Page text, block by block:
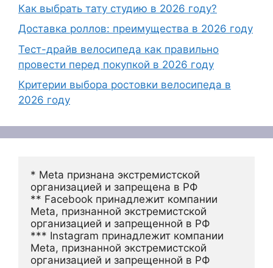
Как выбрать тату студию в 2026 году?
Доставка роллов: преимущества в 2026 году
Тест-драйв велосипеда как правильно
провести перед покупкой в 2026 году
Критерии выбора ростовки велосипеда в
2026 году
* Meta признана экстремистской
организацией и запрещена в РФ
** Facebook принадлежит компании
Meta, признанной экстремистской
организацией и запрещенной в РФ
*** Instagram принадлежит компании
Meta, признанной экстремистской
организацией и запрещенной в РФ